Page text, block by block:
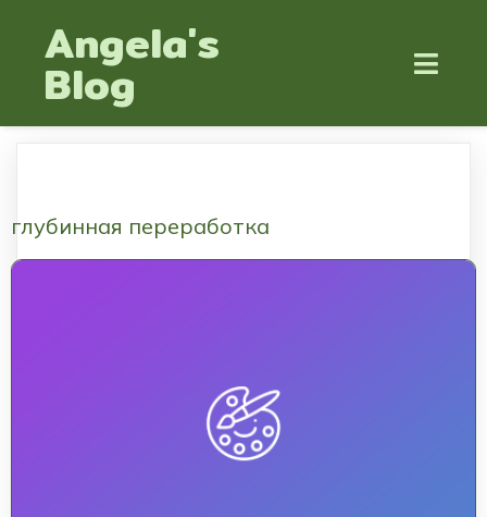
Angela's
Blog
глубинная переработка